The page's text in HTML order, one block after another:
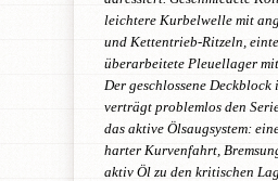
leichtere Kurbelwelle mit
und Kettentrieb-Ritzeln,
überarbeitete Pleuellager
Der geschlossene
verträgt problemlos den
das aktive Ölsaugsystem:
harter Kurvenfahrt,
aktiv Öl zu den kritischen